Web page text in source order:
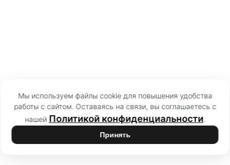
Мы используем файлы cookie для повышения удобства
работы с сайтом. Оставаясь на связи, вы соглашаетесь с
нашей Политикой конфиденциальности.
Принять